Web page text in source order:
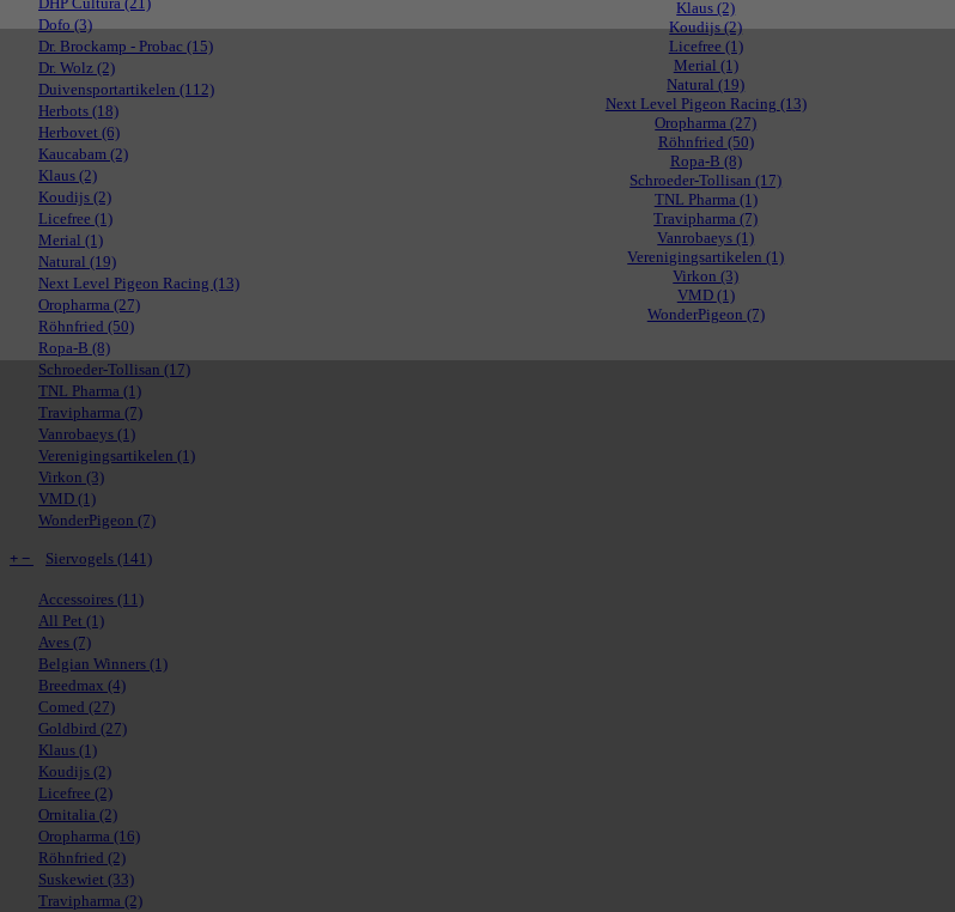
Klaus(2)
Koudijs(2)
Licefree (1)
Merial (1)
Natural(19)
Next Level Pigeon Racing (13)
Oropharma(27)
Röhnfried (50)
Ropa-B (8)
Schroeder-Tollisan(17)
TNL Pharma (1)
Travipharma(7)
Vanrobaeys(1)
Verenigingsartikelen(1)
Virkon(3)
VMD (1)
WonderPigeon (7)
Dofo(3)
Dr. Brockamp - Probac (15)
Dr. Wolz (2)
Duivensportartikelen (112)
Herbots (18)
Herbovet (6)
Kaucabam (2)
Klaus (2)
Koudijs (2)
Licefree (1)
Merial (1)
Natural (19)
Next Level Pigeon Racing (13)
Oropharma (27)
Röhnfried (50)
Ropa-B (8)
Schroeder-Tollisan (17)
TNL Pharma (1)
Travipharma (7)
Vanrobaeys (1)
Verenigingsartikelen (1)
Virkon (3)
VMD (1)
WonderPigeon (7)
+ − Siervogels (141)
Accessoires (11)
All Pet (1)
Aves (7)
Belgian Winners (1)
Breedmax (4)
Comed (27)
Goldbird (27)
Klaus (1)
Koudijs (2)
Licefree (2)
Ornitalia (2)
Oropharma (16)
Röhnfried (2)
Suskewiet (33)
Travipharma (2)